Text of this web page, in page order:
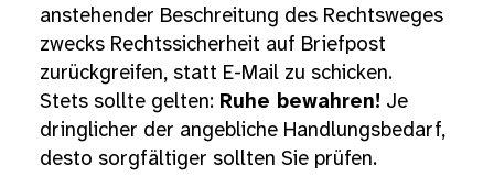
anstehender Beschreitung des Rechtsweges
zwecks Rechtssicherheit auf Briefpost
zurückgreifen, statt E-Mail zu schicken.
Stets sollte gelten: Ruhe bewahren! Je
dringlicher der angebliche Handlungsbedarf,
desto sorgfältiger sollten Sie prüfen.